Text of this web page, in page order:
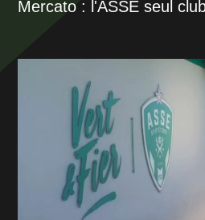
Mercato : l'ASSE seul